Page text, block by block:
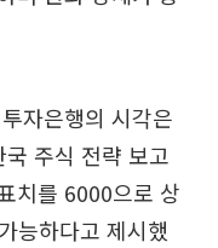
자은행의 시각은
주식 전략 보고
치를 6000으로 상
능하다고 제시했